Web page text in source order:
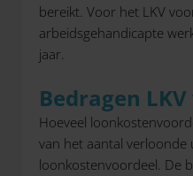
bereikt. Voor het LKV
arbeidsgehandicapte
jaar.
Bedragen
Hoeveel
van het aantal
loonkostenvoordeel. De